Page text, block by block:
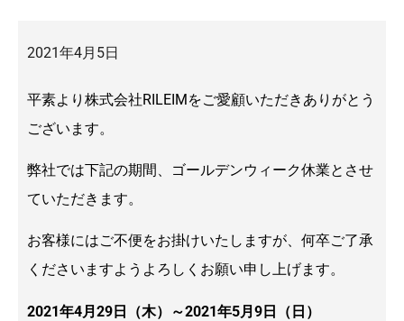
2021年4月5日
平素より株式会社RILEIMをご愛顧いただきありがとう
ございます。
弊社では下記の期間、ゴールデンウィーク休業とさせ
ていただきます。
お客様にはご不便をお掛けいたしますが、何卒ご了承
くださいますようよろしくお願い申し上げます。
2021年4月29日（木）～2021年5月9日（日）